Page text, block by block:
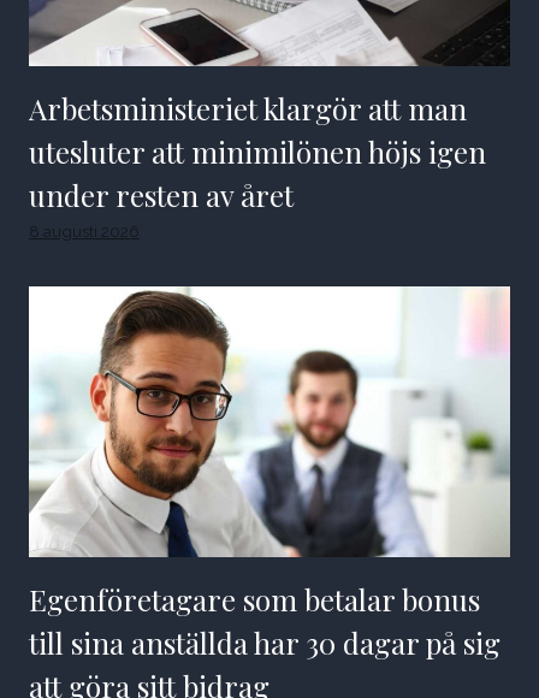
Arbetsministeriet klargör att man
utesluter att minimilönen höjs igen
under resten av året
8 augusti 2026
Egenföretagare som betalar bonus
till sina anställda har 30 dagar på sig
att göra sitt bidrag